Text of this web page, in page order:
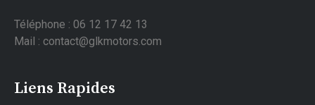
Téléphone : 06 12 17 42 13
Mail : contact@glkmotors.com
Liens Rapides